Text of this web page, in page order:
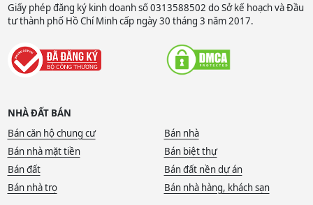
Giấy phép đăng ký kinh doanh số 0313588502 do Sở kế hoạch và Đầu
tư thành phố Hồ Chí Minh cấp ngày 30 tháng 3 năm 2017.
NHÀ ĐẤT BÁN
Bán căn hộ chung cư
Bán nhà
Bán nhà mặt tiền
Bán biệt thự
Bán đất
Bán đất nền dự án
Bán nhà trọ
Bán nhà hàng, khách sạn